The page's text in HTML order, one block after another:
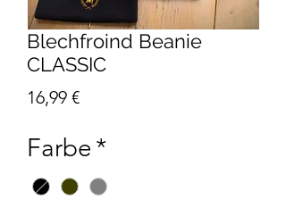
Blechfroind Beanie
CLASSIC
16,99 €Preis
Farbe *